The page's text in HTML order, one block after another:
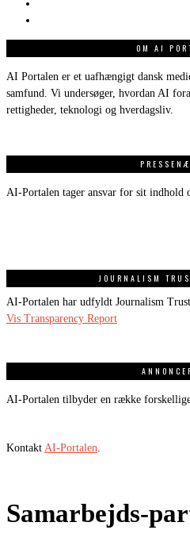
OM AI
AI Portalen er et uafhængigt dansk
samfund. Vi undersøger, hvordan AI
rettigheder, teknologi og hverdagsliv.
AI-Portalen tager ansvar for sit indhold
JOURNALISM
AI-Portalen har udfyldt Journalism
Vis Transparency Report
AI-Portalen tilbyder en række
Kontakt AI-Portalen
Samarbejds-